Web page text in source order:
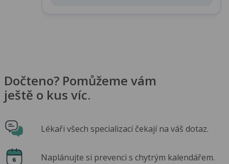
Dočteno? Pomůžeme vám
ještě o kus víc.
Lékaři všech specializací čekají na váš dotaz.
Naplánujte si prevenci s chytrým kalendářem.